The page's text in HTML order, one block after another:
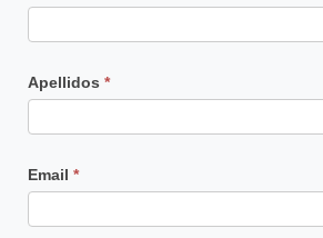
Principal
Apellidos *
Email *